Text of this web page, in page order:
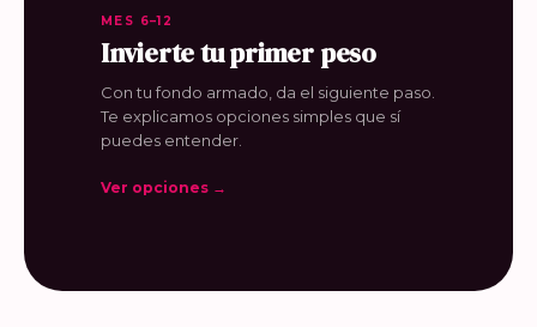
MES 6–12
Invierte tu primer peso
Con tu fondo armado, da el siguiente paso.
Te explicamos opciones simples que sí
puedes entender.
Ver opciones →